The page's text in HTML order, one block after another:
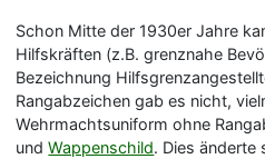
Schon Mitte der 1930er Jahre
Hilfskräften (z.B. grenznahe
Bezeichnung
Rangabzeichen gab es nicht,
Wehrmachtsuniform ohne
undWappenschild. Dies änderte